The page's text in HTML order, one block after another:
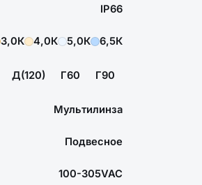
IP66
3,0К 4,0К 5,0К 6,5К
Д(120) Г60 Г90
Мультилинза
Подвесное
100-305VAC